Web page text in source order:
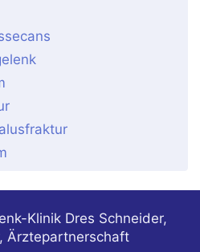
Klinik Dres Schneider,
Ärztepartnerschaft